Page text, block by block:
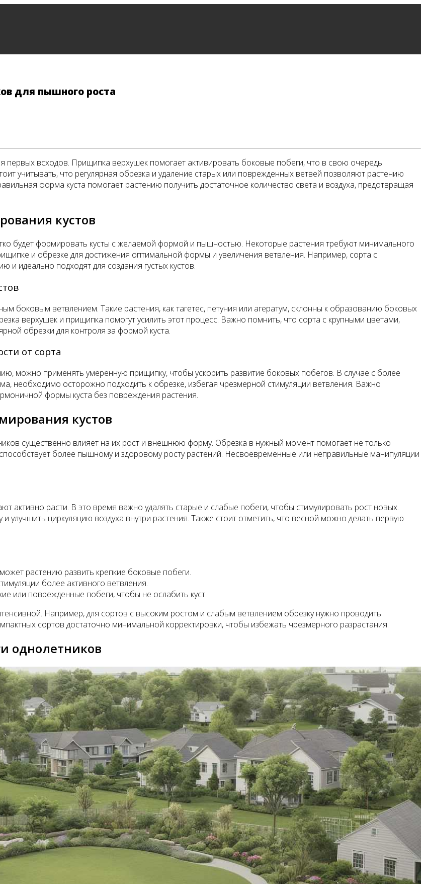
для пышного роста
первых всходов. Прищипка верхушек помогает активировать боковые побеги, что в свою очередь
учитывать, что регулярная обрезка и удаление старых или поврежденных ветвей позволяют растению
форма куста помогает растению получить достаточное количество света и воздуха, предотвращая
кустов
будет формировать кусты с желаемой формой и пышностью. Некоторые растения требуют минимального
и обрезке для достижения оптимальной формы и увеличения ветвления. Например, сорта с
идеально подходят для создания густых кустов.
боковым ветвлением. Такие растения, как тагетес, петуния или агератум, склонны к образованию боковых
верхушек и прищипка помогут усилить этот процесс. Важно помнить, что сорта с крупными цветами,
обрезки для контроля за формой куста.
от сорта
можно применять умеренную прищипку, чтобы ускорить развитие боковых побегов. В случае с более
необходимо осторожно подходить к обрезке, избегая чрезмерной стимуляции ветвления. Важно
формы куста без повреждения растения.
кустов
существенно влияет на их рост и внешнюю форму. Обрезка в нужный момент помогает не только
более пышному и здоровому росту растений. Несвоевременные или неправильные манипуляции
активно расти. В это время важно удалять старые и слабые побеги, чтобы стимулировать рост новых.
улучшить циркуляцию воздуха внутри растения. Также стоит отметить, что весной можно делать первую
растению развить крепкие боковые побеги.
более активного ветвления.
или поврежденные побеги, чтобы не ослабить куст.
Например, для сортов с высоким ростом и слабым ветвлением обрезку нужно проводить
сортов достаточно минимальной корректировки, чтобы избежать чрезмерного разрастания.
однолетников